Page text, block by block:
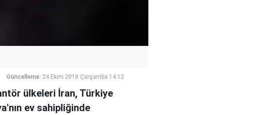
Güncelleme: 24 Ekim 2018 Çarşamba 14:12
ülkeleri İran, Türkiye
ev sahipliğinde